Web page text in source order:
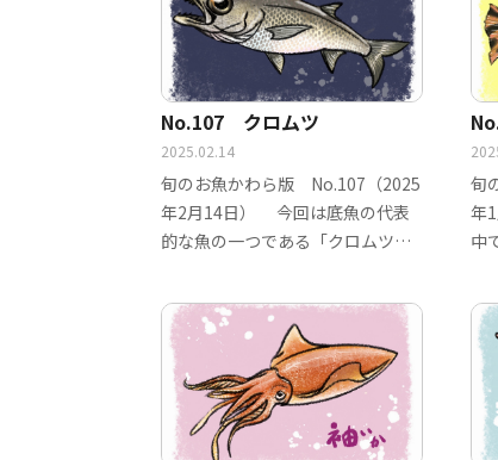
No.107 クロムツ
2025.02.14
旬のお魚かわら版 No.107（2025
年2月14日） 今回は底魚の代表
的な魚の一つである「クロムツ」
旬
年
中